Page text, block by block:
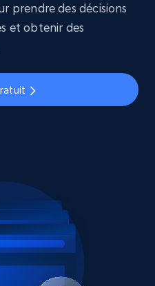
prendre des décisions
et obtenir des